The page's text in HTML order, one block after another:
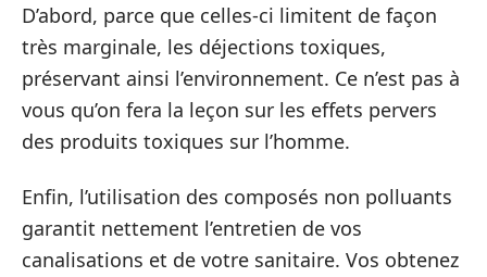
D’abord, parce que celles-ci limitent de façon
très marginale, les déjections toxiques,
préservant ainsi l’environnement. Ce n’est pas à
vous qu’on fera la leçon sur les effets pervers
des produits toxiques sur l’homme.
Enfin, l’utilisation des composés non polluants
garantit nettement l’entretien de vos
canalisations et de votre sanitaire. Vos obtenez